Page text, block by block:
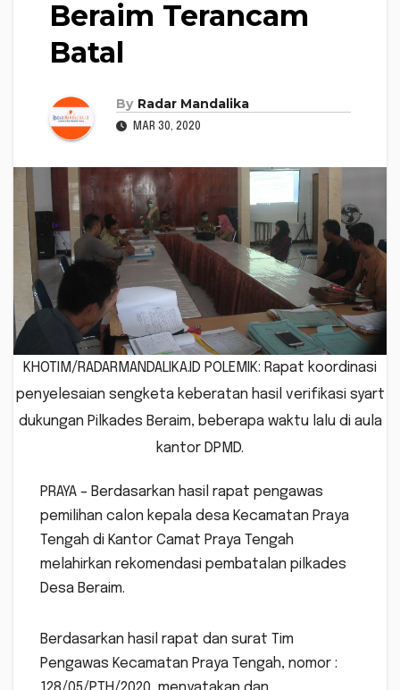
Beraim Terancam
Batal
By Radar Mandalika
MAR 30, 2020
KHOTIM/RADARMANDALIKA.ID POLEMIK: Rapat koordinasi
penyelesaian sengketa keberatan hasil verifikasi syart
dukungan Pilkades Beraim, beberapa waktu lalu di aula
kantor DPMD.
PRAYA – Berdasarkan hasil rapat pengawas
pemilihan calon kepala desa Kecamatan Praya
Tengah di Kantor Camat Praya Tengah
melahirkan rekomendasi pembatalan pilkades
Desa Beraim.
Berdasarkan hasil rapat dan surat Tim
Pengawas Kecamatan Praya Tengah, nomor :